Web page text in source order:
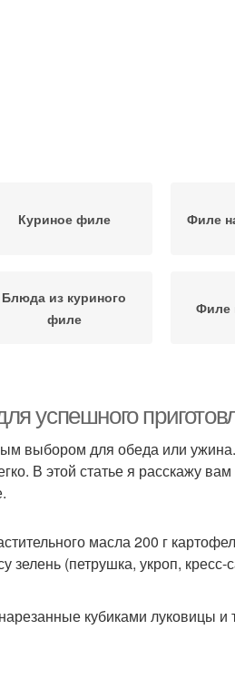
Куриное филе Филе
Блюда из куриного
филе
Филе
успешного
выбором для обеда или
В этой статье я расскажу
масла 200 г
(петрушка, укроп, кресс-
кубиками луковицы и